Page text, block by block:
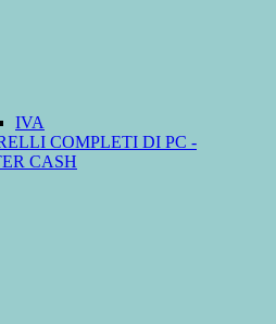
IVA
COMPLETI DI PC -
CASH